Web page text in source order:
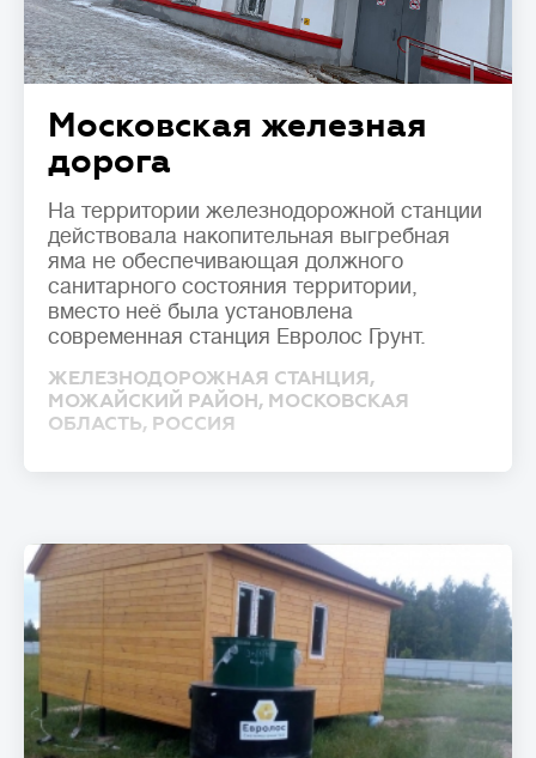
Московская железная
дорога
На территории железнодорожной станции
действовала накопительная выгребная
яма не обеспечивающая должного
санитарного состояния территории,
вместо неё была установлена
современная станция Евролос Грунт.
ЖЕЛЕЗНОДОРОЖНАЯ СТАНЦИЯ,
МОЖАЙСКИЙ РАЙОН, МОСКОВСКАЯ
ОБЛАСТЬ, РОССИЯ